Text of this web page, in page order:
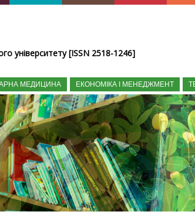
університету [ISSN 2518-1246]
МЕДИЦИНА ЕКОНОМІКА І МЕНЕДЖМЕНТ